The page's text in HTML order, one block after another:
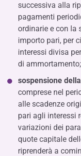
successiva alla
pagamenti
ordinarie e con la
importo pari, per
interessi divisa
di ammortamento;
sospensione
comprese nel
alle scadenze
pari agli interessi
variazioni dei
quote capitale
riprenderà a